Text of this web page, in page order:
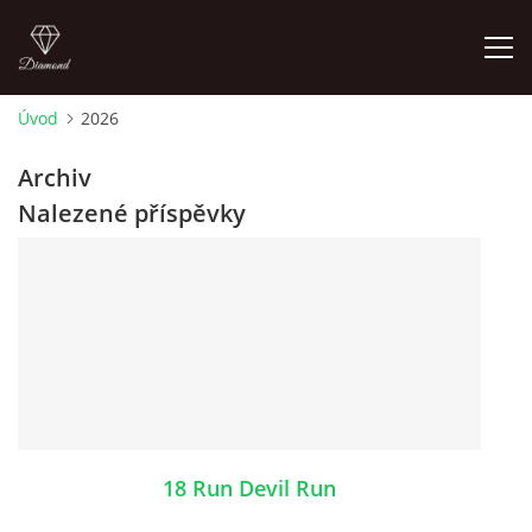
ÚVOD
Úvod 2026
Archiv
Nalezené příspěvky
18 Run Devil Run